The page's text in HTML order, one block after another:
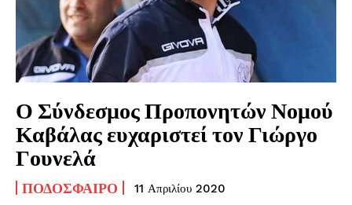
Ο Σύνδεσμος Προπονητών Νομού
Καβάλας ευχαριστεί τον Γιώργο
Γουνελά
ΠΟΔΌΣΦΑΙΡΟ 11 Απριλίου 2020